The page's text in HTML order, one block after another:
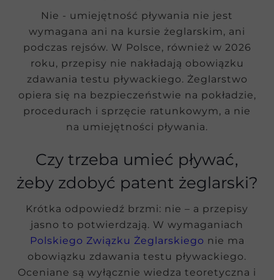
Nie - umiejętność pływania nie jest
wymagana ani na kursie żeglarskim, ani
podczas rejsów. W Polsce, również w 2026
roku, przepisy nie nakładają obowiązku
zdawania testu pływackiego. Żeglarstwo
opiera się na bezpieczeństwie na pokładzie,
procedurach i sprzęcie ratunkowym, a nie
na umiejętności pływania.
Czy trzeba umieć pływać,
żeby zdobyć patent żeglarski?
Krótka odpowiedź brzmi: nie – a przepisy
jasno to potwierdzają. W wymaganiach
Polskiego Związku Żeglarskiego nie ma
obowiązku zdawania testu pływackiego.
Oceniane są wyłącznie wiedza teoretyczna i